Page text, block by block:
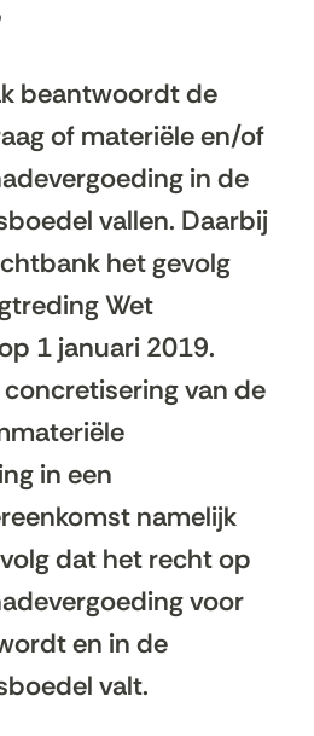
beantwoordt de
of materiële en/of
in de
vallen. Daarbij
het gevolg
Wet
1 januari 2019.
van de
in een
namelijk
dat het recht op
voor
en in de
valt.